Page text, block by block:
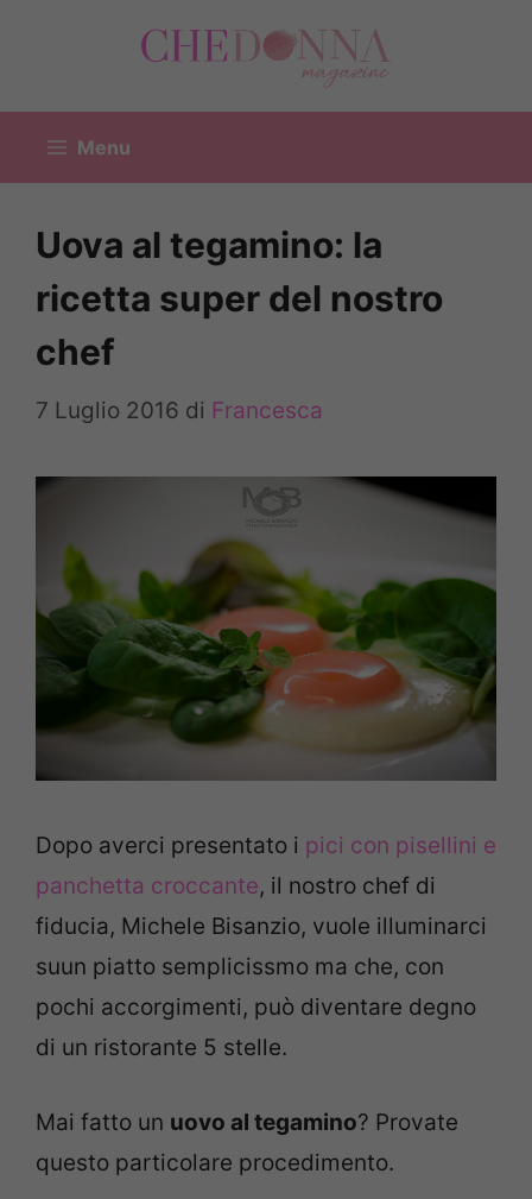
Menu
Uova al tegamino: la
ricetta super del nostro
chef
7 Luglio 2016 di Francesca
Dopo averci presentato i pici con pisellini e
panchetta croccante, il nostro chef di
fiducia, Michele Bisanzio, vuole illuminarci
suun piatto semplicissmo ma che, con
pochi accorgimenti, può diventare degno
di un ristorante 5 stelle.
Mai fatto un uovo al tegamino? Provate
questo particolare procedimento.